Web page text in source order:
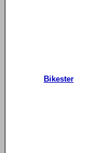
Bikester